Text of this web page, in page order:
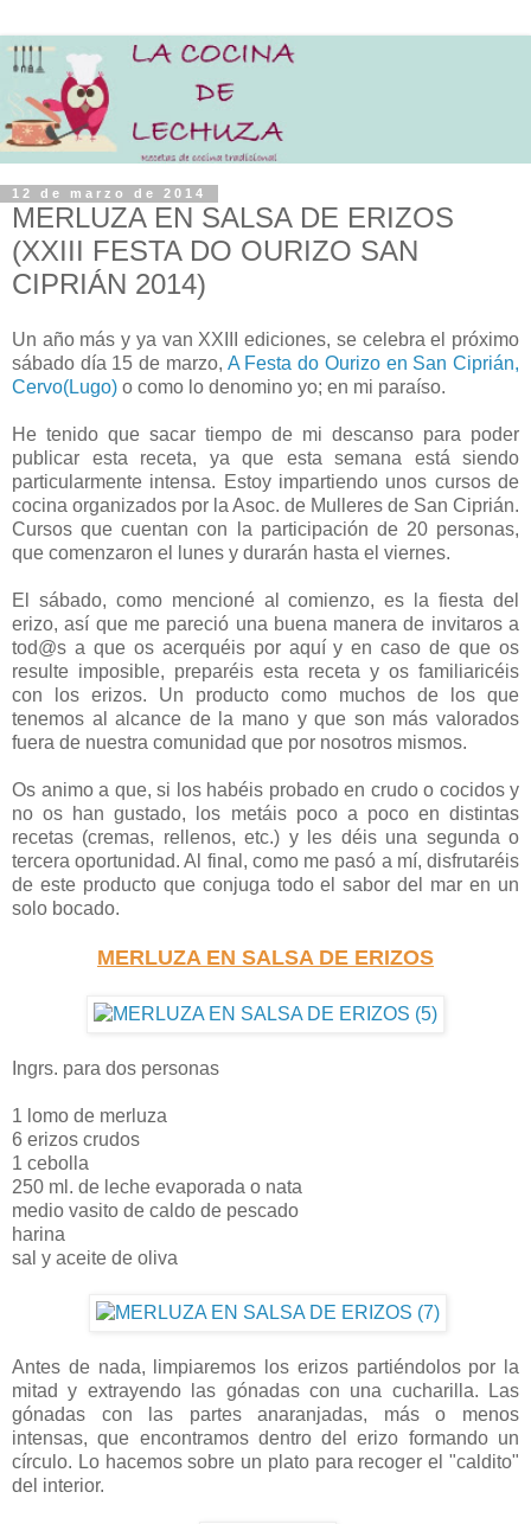
12 de marzo de 2014
MERLUZA EN SALSA DE ERIZOS
(XXIII FESTA DO OURIZO SAN
CIPRIÁN 2014)
Un año más y ya van XXIII ediciones, se celebra el próximo
sábado día 15 de marzo, A Festa do Ourizo en San Ciprián,
Cervo(Lugo) o como lo denomino yo; en mi paraíso.
He tenido que sacar tiempo de mi descanso para poder
publicar esta receta, ya que esta semana está siendo
particularmente intensa. Estoy impartiendo unos cursos de
cocina organizados por la Asoc. de Mulleres de San Ciprián.
Cursos que cuentan con la participación de 20 personas,
que comenzaron el lunes y durarán hasta el viernes.
El sábado, como mencioné al comienzo, es la fiesta del
erizo, así que me pareció una buena manera de invitaros a
tod@s a que os acerquéis por aquí y en caso de que os
resulte imposible, preparéis esta receta y os familiaricéis
con los erizos. Un producto como muchos de los que
tenemos al alcance de la mano y que son más valorados
fuera de nuestra comunidad que por nosotros mismos.
Os animo a que, si los habéis probado en crudo o cocidos y
no os han gustado, los metáis poco a poco en distintas
recetas (cremas, rellenos, etc.) y les déis una segunda o
tercera oportunidad. Al final, como me pasó a mí, disfrutaréis
de este producto que conjuga todo el sabor del mar en un
solo bocado.
MERLUZA EN SALSA DE ERIZOS
Ingrs. para dos personas
1 lomo de merluza
6 erizos crudos
1 cebolla
250 ml. de leche evaporada o nata
medio vasito de caldo de pescado
harina
sal y aceite de oliva
Antes de nada, limpiaremos los erizos partiéndolos por la
mitad y extrayendo las gónadas con una cucharilla. Las
gónadas con las partes anaranjadas, más o menos
intensas, que encontramos dentro del erizo formando un
círculo. Lo hacemos sobre un plato para recoger el "caldito"
del interior.